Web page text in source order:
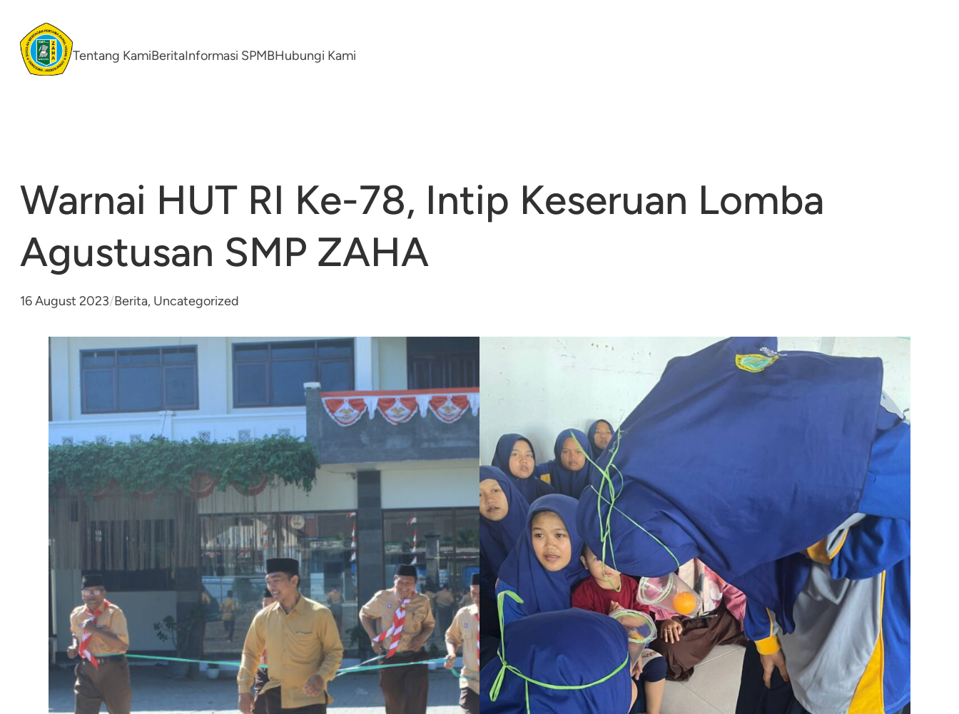
content
Tentang KamiBeritaInformasi SPMBHubungi Kami
Warnai HUT RI Ke-78, Intip Keseruan Lomba
Agustusan SMP ZAHA
16 August 2023/Berita, Uncategorized